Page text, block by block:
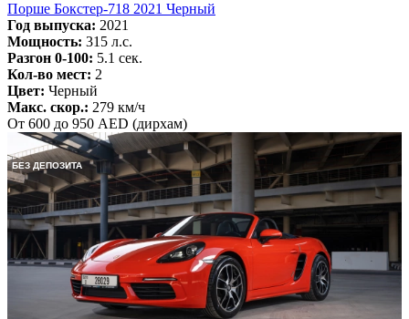
Порше Бокстер-718 2021 Черный
Год выпуска: 2021
Мощность: 315 л.с.
Разгон 0-100: 5.1 сек.
Кол-во мест: 2
Цвет: Черный
Макс. скор.: 279 км/ч
От 600 до 950 AED (дирхам)
БЕЗ ДЕПОЗИТА